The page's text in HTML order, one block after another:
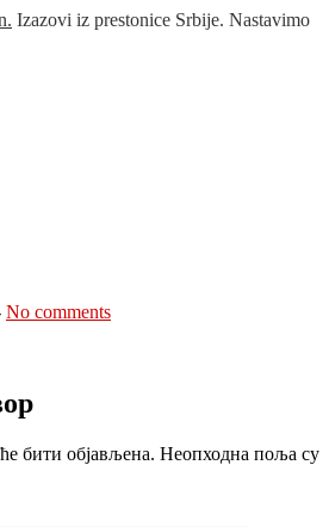
Izazovi iz prestonice Srbije. Nastavimo
No comments
бити објављена. Неопходна поља су